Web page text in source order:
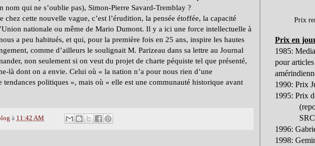
nom qui ne s’oublie pas), Simon-Pierre Savard-Tremblay ?
chez cette nouvelle vague, c’est l’érudition, la pensée étoffée, la capacité
nationale ou même de Mario Dumont. Il y a ici une force intellectuelle à
a peu habitués, et qui, pour la première fois en 25 ans, inspire les hautes
comme d’ailleurs le soulignait M. Parizeau dans sa lettre au Journal
non seulement si on veut du projet de charte péquiste tel que présenté,
là dont on a envie. Celui où « la nation n’a pour nous rien d’une
tendances politiques », mais où « elle est une communauté historique avant
à 11:42 AM
Prix
Prix en
1985:
pour
1990: Prix
1995: Prix
1996:
1998: